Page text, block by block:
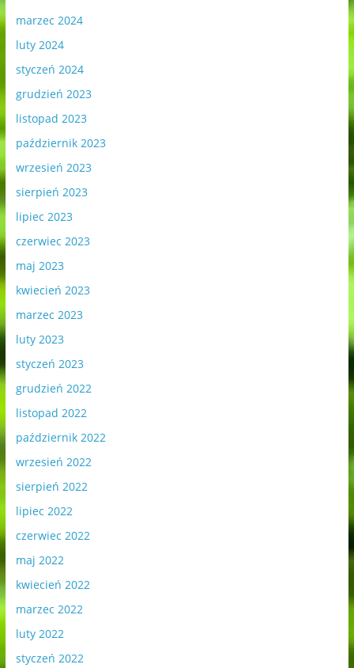
marzec 2024
luty 2024
styczeń 2024
grudzień 2023
listopad 2023
październik 2023
wrzesień 2023
sierpień 2023
lipiec 2023
czerwiec 2023
maj 2023
kwiecień 2023
marzec 2023
luty 2023
styczeń 2023
grudzień 2022
listopad 2022
październik 2022
wrzesień 2022
sierpień 2022
lipiec 2022
czerwiec 2022
maj 2022
kwiecień 2022
marzec 2022
luty 2022
styczeń 2022